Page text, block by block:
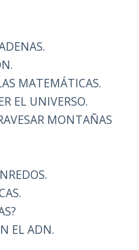
MATEMÁTICAS.
EL UNIVERSO.
MONTAÑAS
EL ADN.